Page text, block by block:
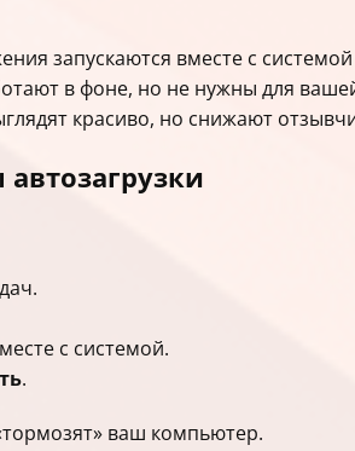
запускаются вместе с
в фоне, но не нужны для
красиво, но снижают
с системой.
.
ваш компьютер.